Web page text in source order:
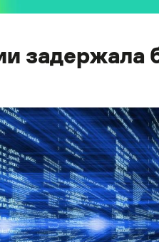
задержала